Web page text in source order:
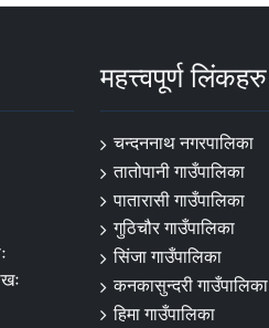
महत्त्वपूर्ण लिंकहरु
चन्दननाथ नगरपालिका
तातोपानी गाउँपालिका
पातारासी गाउँपालिका
गुठिचौर गाउँपालिका
सिंजा गाउँपालिका
कनकासुन्दरी गाउँपालिका
हिमा गाउँपालिका